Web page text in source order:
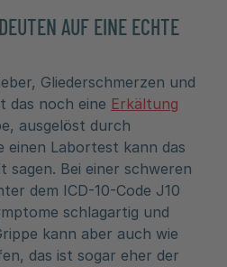
AUF EINE ECHTE
Gliederschmerzen und
das noch eine Erkältung
ausgelöst durch
einen Labortest kann das
sagen. Bei einer schweren
dem ICD-10-Code J10
schlagartig und
kann aber auch wie
das ist sogar eher der